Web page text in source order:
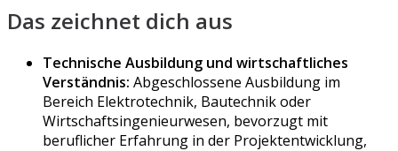
Das zeichnet dich aus
Technische Ausbildung und wirtschaftliches
Verständnis: Abgeschlossene Ausbildung im
Bereich Elektrotechnik, Bautechnik oder
Wirtschaftsingenieurwesen, bevorzugt mit
beruflicher Erfahrung in der Projektentwicklung,